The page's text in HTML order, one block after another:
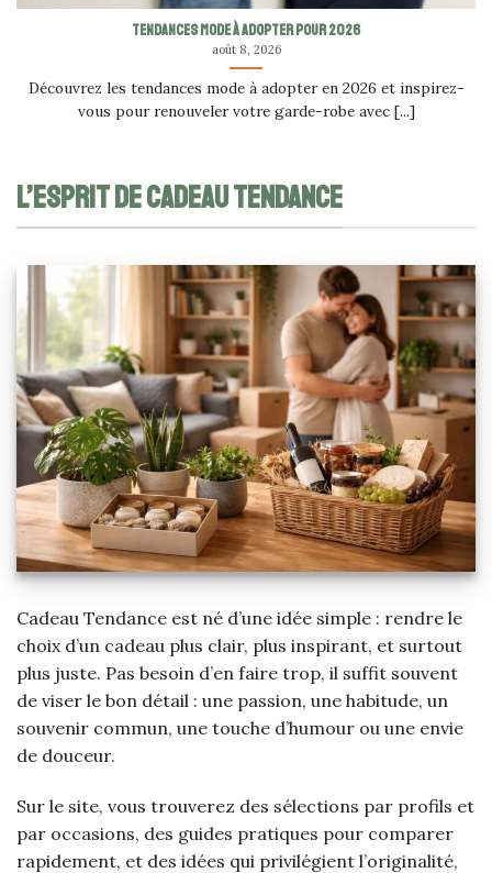
Tendances mode à adopter pour 2026
août 8, 2026
Découvrez les tendances mode à adopter en 2026 et inspirez-
vous pour renouveler votre garde-robe avec [...]
L’ESPRIT DE CADEAU TENDANCE
Cadeau Tendance est né d’une idée simple : rendre le
choix d’un cadeau plus clair, plus inspirant, et surtout
plus juste. Pas besoin d’en faire trop, il suffit souvent
de viser le bon détail : une passion, une habitude, un
souvenir commun, une touche d’humour ou une envie
de douceur.
Sur le site, vous trouverez des sélections par profils et
par occasions, des guides pratiques pour comparer
rapidement, et des idées qui privilégient l’originalité,